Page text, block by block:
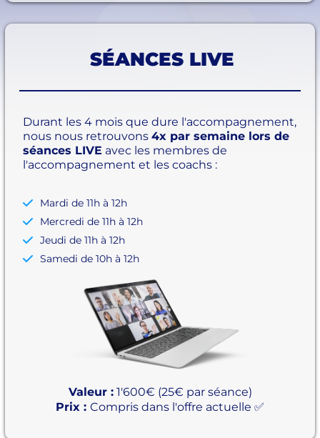
SÉANCES LIVE
Durant les 4 mois que dure l'accompagnement,
nous nous retrouvons 4x par semaine lors de
séances LIVE avec les membres de
l'accompagnement et les coachs :
Mardi de 11h à 12h
Mercredi de 11h à 12h
Jeudi de 11h à 12h
Samedi de 10h à 12h
Valeur :1'600€ (25€ par séance)
Prix : Compris dans l'offre actuelle ✅